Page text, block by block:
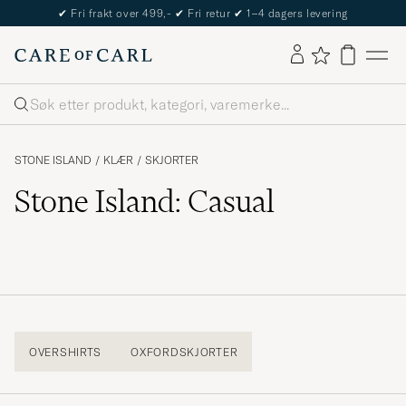
✔ Fri frakt over 499,- ✔ Fri retur ✔ 1–4 dagers levering
Søk
STONE ISLAND / KLÆR / SKJORTER
Stone Island: Casual
OVERSHIRTS OXFORDSKJORTER